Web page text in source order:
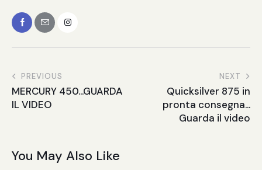
PREVIOUS
MERCURY 450…GUARDA
IL VIDEO
NEXT
Quicksilver 875 in
pronta consegna…
Guarda il video
You May Also Like